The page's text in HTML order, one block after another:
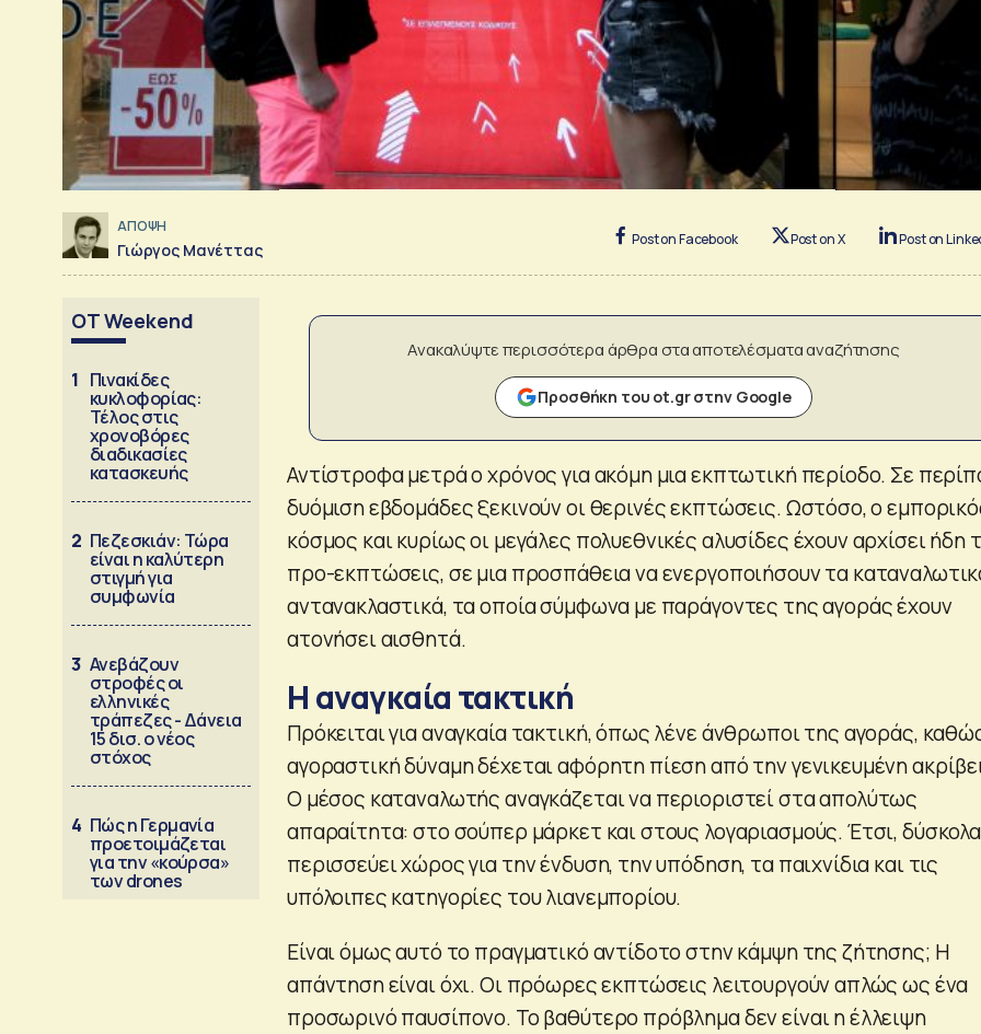
ΑΠΟΨΗ
Γιώργος Μανέττας
Post on Facebook Post on X Post on
OT Weekend
1 Πινακίδες
κυκλοφορίας:
Τέλος στις
χρονοβόρες
διαδικασίες
κατασκευής
2 Πεζεσκιάν: Τώρα
είναι η καλύτερη
στιγμή για
συμφωνία
3 Ανεβάζουν
στροφές οι
ελληνικές
τράπεζες - Δάνεια
15 δισ. ο νέος
στόχος
4 Πώς η Γερμανία
προετοιμάζεται
για την «κούρσα»
των drones
Ανακαλύψτε περισσότερα άρθρα στα αποτελέσματα αναζήτησης
Προσθήκη του ot.gr στην Google
Αντίστροφα μετρά ο χρόνος για ακόμη μια εκπτωτική περίοδο. Σε
δυόμιση εβδομάδες ξεκινούν οι θερινές εκπτώσεις. Ωστόσο, ο
κόσμος και κυρίως οι μεγάλες πολυεθνικές αλυσίδες έχουν αρχίσει ήδη
προ-εκπτώσεις, σε μια προσπάθεια να ενεργοποιήσουν τα
αντανακλαστικά, τα οποία σύμφωνα με παράγοντες της αγοράς έχουν
ατονήσει αισθητά.
Η αναγκαία τακτική
Πρόκειται για αναγκαία τακτική, όπως λένε άνθρωποι της αγοράς,
αγοραστική δύναμη δέχεται αφόρητη πίεση από την γενικευμένη
Ο μέσος καταναλωτής αναγκάζεται να περιοριστεί στα απολύτως
απαραίτητα: στο σούπερ μάρκετ και στους λογαριασμούς. Έτσι, δύσκολα
περισσεύει χώρος για την ένδυση, την υπόδηση, τα παιχνίδια και τις
υπόλοιπες κατηγορίες του λιανεμπορίου.
Είναι όμως αυτό το πραγματικό αντίδοτο στην κάμψη της ζήτησης; Η
απάντηση είναι όχι. Οι πρόωρες εκπτώσεις λειτουργούν απλώς ως ένα
προσωρινό παυσίπονο. Το βαθύτερο πρόβλημα δεν είναι η έλλειψη